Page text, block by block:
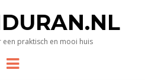
praktisch en mooi huis
Menu